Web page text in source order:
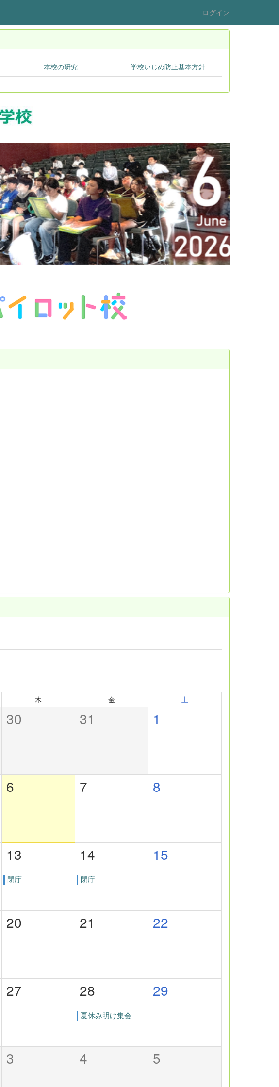
ログイン
本校の研究 学校いじめ防止基本方針
n
e
x
t
木 金 土
30 31 1
6 7 8
13
閉庁
14
閉庁
15
20 21 22
27 28
夏休み明け集会
29
3 4 5